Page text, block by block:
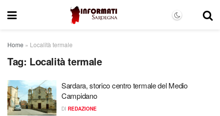
Home » Località termale
Tag: Località termale
Sardara, storico centro termale del Medio
Campidano
DI REDAZIONE